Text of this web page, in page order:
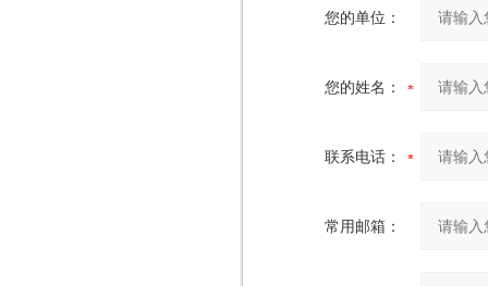
您的单位：
您的姓名：
联系电话：
常用邮箱：